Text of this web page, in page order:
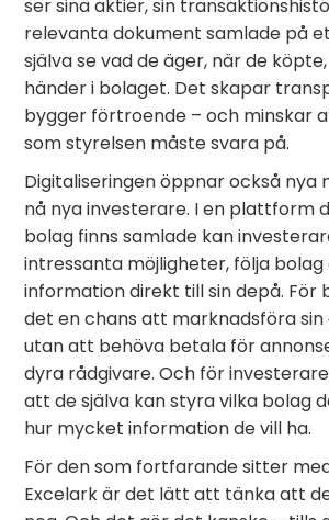
ser sina aktier, sin
relevanta dokument samlade på
själva se vad de äger, när de
händer i bolaget. Det skapar
bygger förtroende – och minskar
som styrelsen måste svara på.
Digitaliseringen öppnar också nya
nå nya investerare. I en plattform
bolag finns samlade kan
intressanta möjligheter, följa
information direkt till sin depå. För
det en chans att marknadsföra sin
utan att behöva betala för
dyra rådgivare. Och för
att de själva kan styra vilka bolag
hur mycket information de vill ha.
För den som fortfarande sitter
Excelark är det lätt att tänka att